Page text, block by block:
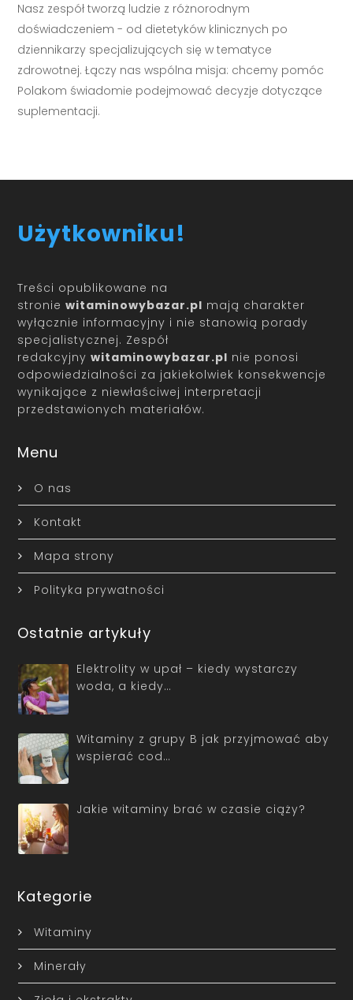
Nasz zespół tworzą ludzie z różnorodnym
doświadczeniem - od dietetyków klinicznych po
dziennikarzy specjalizujących się w tematyce
zdrowotnej. Łączy nas wspólna misja: chcemy pomóc
Polakom świadomie podejmować decyzje dotyczące
suplementacji.
Użytkowniku!
Treści opublikowane na
stroniewitaminowybazar.pl mają charakter
wyłącznie informacyjny i nie stanowią porady
specjalistycznej. Zespół
redakcyjnywitaminowybazar.pl nie ponosi
odpowiedzialności za jakiekolwiek konsekwencje
wynikające z niewłaściwej interpretacji
przedstawionych materiałów.
Menu
O nas
Kontakt
Mapa strony
Polityka prywatności
Ostatnie artykuły
Elektrolity w upał – kiedy wystarczy
woda, a kiedy…
Witaminy z grupy B jak przyjmować aby
wspierać cod…
Jakie witaminy brać w czasie ciąży?
Kategorie
Witaminy
Minerały